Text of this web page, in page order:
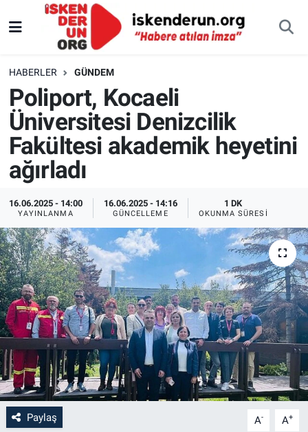
HABERLER GÜNDEM
Poliport, Kocaeli
Üniversitesi Denizcilik
Fakültesi akademik heyetini
ağırladı
16.06.2025 - 14:00
YAYINLANMA
16.06.2025 - 14:16
GÜNCELLEME
1 DK
OKUNMA SÜRESI
Paylaş A- A+